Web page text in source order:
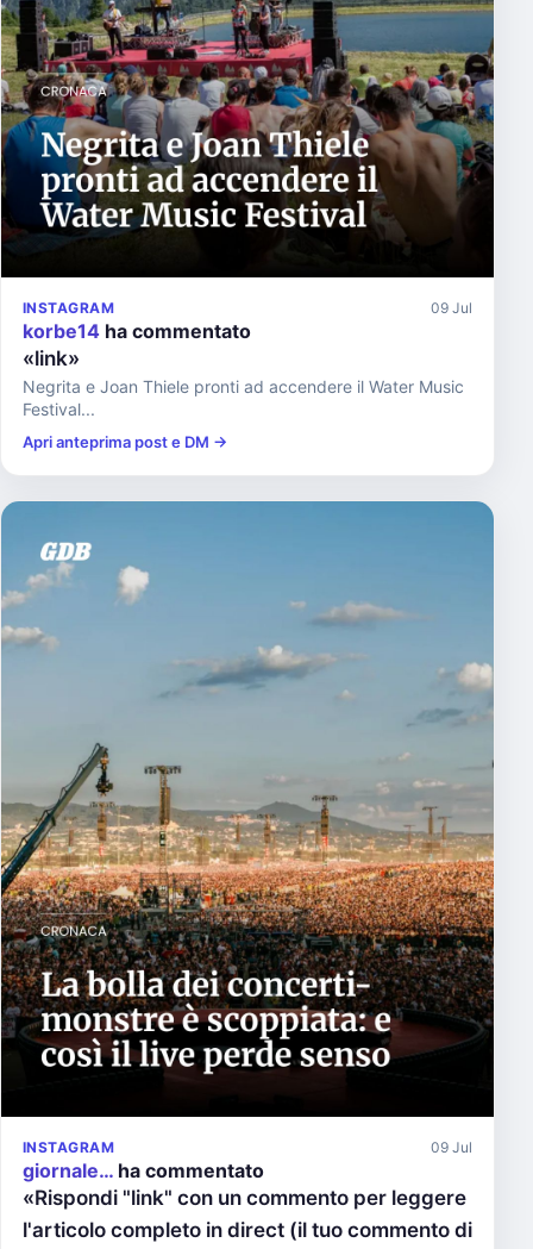
INSTAGRAM 09 Jul
korbe14 ha commentato
«link»
Negrita e Joan Thiele pronti ad accendere il Water Music
Festival...
Apri anteprima post e DM →
INSTAGRAM 09 Jul
giornale… ha commentato
«Rispondi "link" con un commento per leggere
l'articolo completo in direct (il tuo commento di